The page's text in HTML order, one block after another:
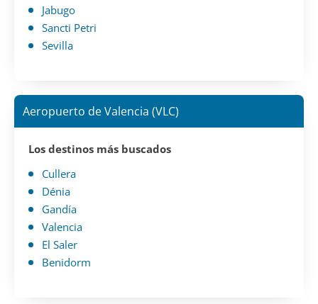
Jabugo
Sancti Petri
Sevilla
Aeropuerto de Valencia (VLC)
Los destinos más buscados
Cullera
Dénia
Gandía
Valencia
El Saler
Benidorm